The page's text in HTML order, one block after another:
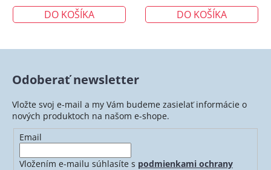
DO KOŠÍKA DO KOŠÍKA
Odoberať newsletter
Vložte svoj e-mail a my Vám budeme zasielať informácie o
nových produktoch na našom e-shope.
Email
Vložením e-mailu súhlasíte s podmienkami ochrany